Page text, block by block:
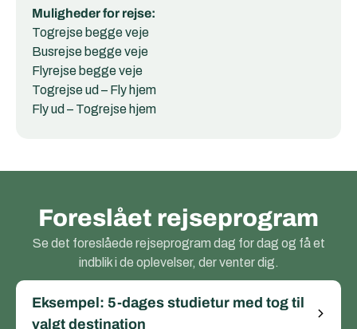
Muligheder for rejse:
Togrejse begge veje
Busrejse begge veje
Flyrejse begge veje
Togrejse ud – Fly hjem
Fly ud – Togrejse hjem
Foreslået rejseprogram
Se det foreslåede rejseprogram dag for dag og få et
indblik i de oplevelser, der venter dig.
Eksempel: 5-dages studietur med tog til
valgt destination